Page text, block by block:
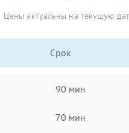
Цены актуальны на текущую
Срок
90 мин
70 мин